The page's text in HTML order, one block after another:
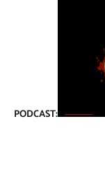
PODCAST: